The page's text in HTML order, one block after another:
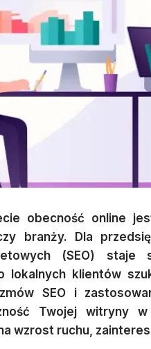
obecność online
branży. Dla
(SEO)
lokalnych klientów
SEO i
Twojej witryny
wzrost ruchu,